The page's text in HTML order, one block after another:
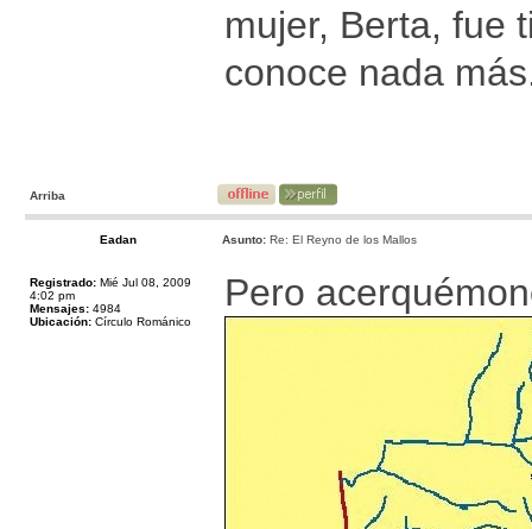
mujer, Berta, fue
conoce nada
Arriba
Eadan Asunto: Re: El Reyno de los Mallos
Registrado: Mié Jul 08, 2009
4:02 pm
Mensajes: 4984
Ubicación: Círculo Románico
Pero